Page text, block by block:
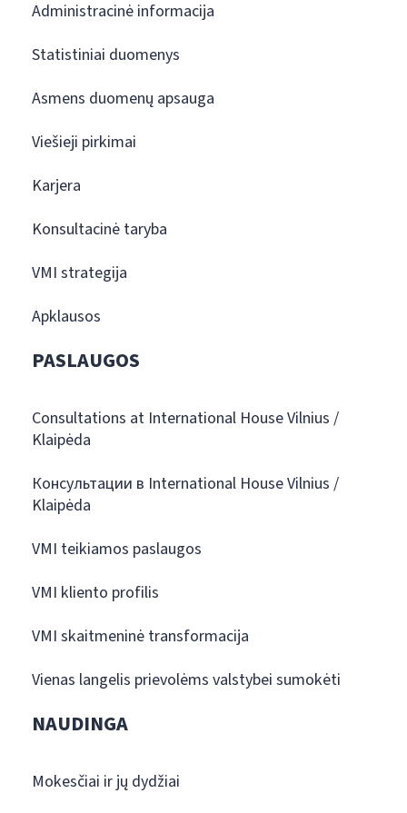
Administracinė informacija
Statistiniai duomenys
Asmens duomenų apsauga
Viešieji pirkimai
Karjera
Konsultacinė taryba
VMI strategija
Apklausos
PASLAUGOS
Consultations at International House Vilnius /
Klaipėda
Консультации в International House Vilnius /
Klaipėda
VMI teikiamos paslaugos
VMI kliento profilis
VMI skaitmeninė transformacija
Vienas langelis prievolėms valstybei sumokėti
NAUDINGA
Mokesčiai ir jų dydžiai